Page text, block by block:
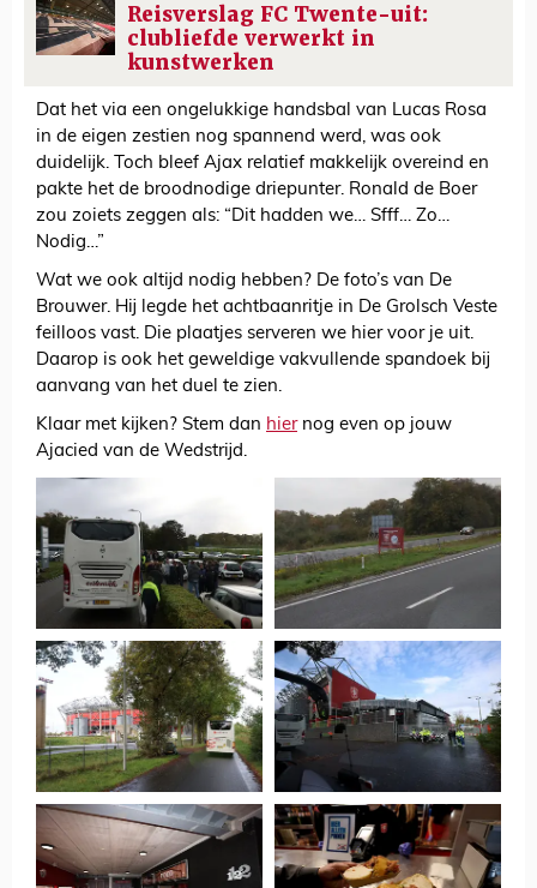
Reisverslag FC Twente-uit:
clubliefde verwerkt in
kunstwerken
Dat het via een ongelukkige handsbal van Lucas Rosa
in de eigen zestien nog spannend werd, was ook
duidelijk. Toch bleef Ajax relatief makkelijk overeind en
pakte het de broodnodige driepunter. Ronald de Boer
zou zoiets zeggen als: “Dit hadden we… Sfff… Zo…
Nodig…”
Wat we ook altijd nodig hebben? De foto’s van De
Brouwer. Hij legde het achtbaanritje in De Grolsch Veste
feilloos vast. Die plaatjes serveren we hier voor je uit.
Daarop is ook het geweldige vakvullende spandoek bij
aanvang van het duel te zien.
Klaar met kijken? Stem dan hiernog even op jouw
Ajacied van de Wedstrijd.